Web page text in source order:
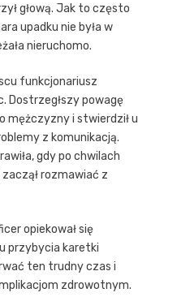
głową. Jak to często
upadku nie była w
nieruchomo.
funkcjonariusz
Dostrzegłszy powagę
mężczyzny i stwierdził u
z komunikacją.
gdy po chwilach
rozmawiać z
opiekował się
przybycia karetki
ten trudny czas i
zdrowotnym.